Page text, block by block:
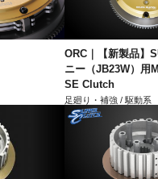
ORC｜【新製品
ニー（JB23W）用
SE Clutch
足廻り・補強 / 駆動系